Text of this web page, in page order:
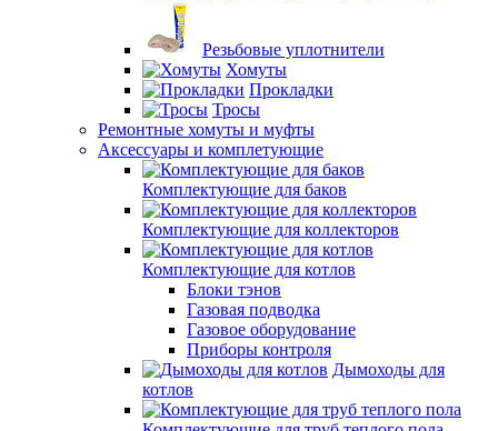
Резьбовые уплотнители
Хомуты
Прокладки
Тросы
Ремонтные хомуты и муфты
Аксессуары и комплетующие
Комплектующие для баков
Комплектующие для коллекторов
Комплектующие для котлов
Блоки тэнов
Газовая подводка
Газовое оборудование
Приборы контроля
Дымоходы для
котлов